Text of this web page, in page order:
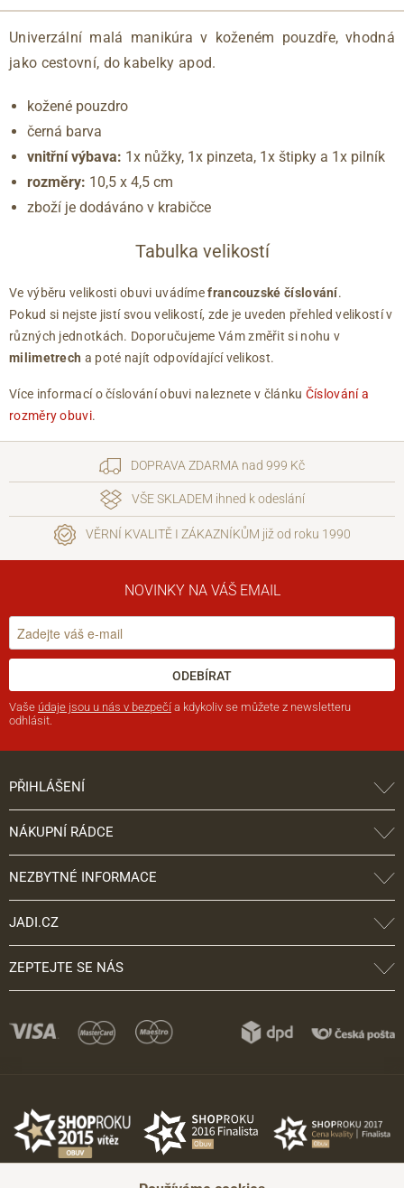
Univerzální malá manikúra v koženém pouzdře, vhodná
jako cestovní, do kabelky apod.
kožené pouzdro
černá barva
vnitřní výbava: 1x nůžky, 1x pinzeta, 1x štipky a 1x pilník
rozměry: 10,5 x 4,5 cm
zboží je dodáváno v krabičce
Tabulka velikostí
Ve výběru velikosti obuvi uvádímefrancouzské číslování.
Pokud si nejste jistí svou velikostí, zde je uveden přehled velikostí v
různých jednotkách. Doporučujeme Vám změřit si nohu v
milimetrech a poté najít odpovídající velikost.
Více informací o číslování obuvi naleznete v článku Číslování a
rozměry obuvi.
DOPRAVA ZDARMA nad 999 Kč
VŠE SKLADEM ihned k odeslání
VĚRNÍ KVALITĚ I ZÁKAZNÍKŮM již od roku 1990
NOVINKY NA VÁŠ EMAIL
ODEBÍRAT
Vaše údaje jsou u nás v bezpečí a kdykoliv se můžete z newsletteru
odhlásit.
PŘIHLÁŠENÍ
NÁKUPNÍ RÁDCE
NEZBYTNÉ INFORMACE
JADI.CZ
ZEPTEJTE SE NÁS